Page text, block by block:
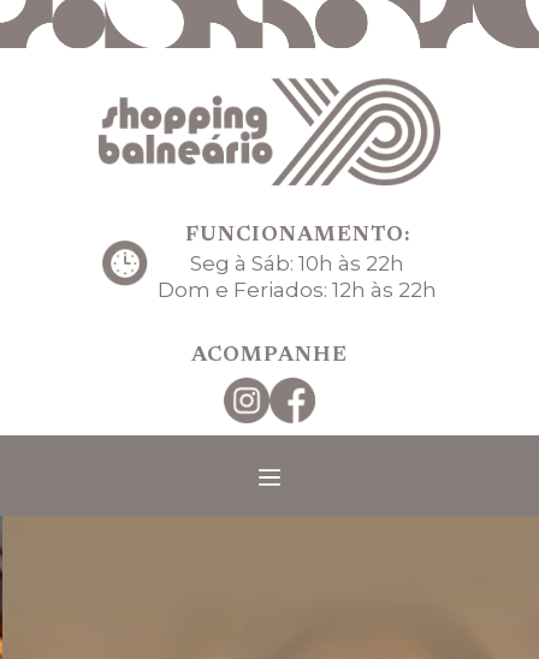
FUNCIONAMENTO:
Seg à Sáb: 10h às 22h
Dom e Feriados: 12h às 22h
ACOMPANHE